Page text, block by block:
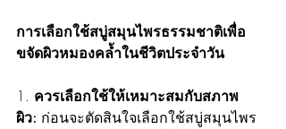
การเลือกใช้สบู่สมุนไพรธรรมชาติเพื่อ
ขจัดผิวหมองคล้ำในชีวิตประจำวัน
1. ควรเลือกใช้ให้เหมาะสมกับสภาพ
ผิว: ก่อนจะตัดสินใจเลือกใช้สบู่สมุนไพร